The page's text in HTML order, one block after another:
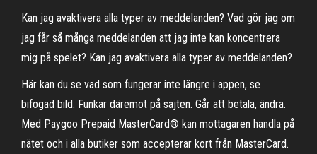
Kan jag avaktivera alla typer av meddelanden? Vad gör jag om
jag får så många meddelanden att jag inte kan koncentrera
mig på spelet? Kan jag avaktivera alla typer av meddelanden?
Här kan du se vad som fungerar inte längre i appen, se
bifogad bild. Funkar däremot på sajten. Går att betala, ändra.
Med Paygoo Prepaid MasterCard® kan mottagaren handla på
nätet och i alla butiker som accepterar kort från MasterCard.